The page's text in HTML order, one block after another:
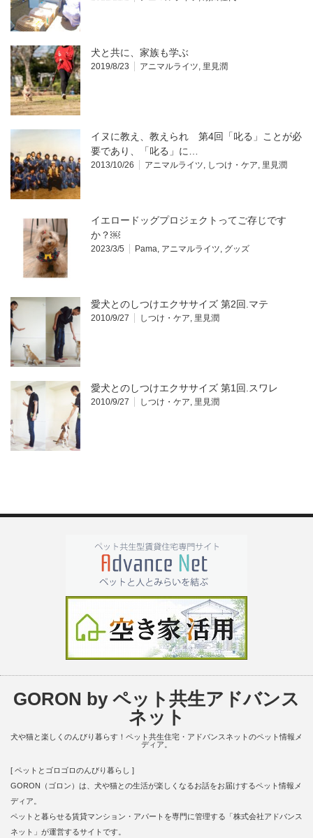
犬と共に、家族も学ぶ
2019/8/23 アニマルライツ 里見潤
イヌに教え、教えられ 第4回「叱る」ことが必
要であり、「叱る」に…
2013/10/26 アニマルライツ しつけ・ケア 里見潤
イエロードッグプロジェクトってご存じです
か？￼
2023/3/5 Pama アニマルライツ グッズ
愛犬とのしつけエクササイズ 第2回.マテ
2010/9/27 しつけ・ケア 里見潤
愛犬とのしつけエクササイズ 第1回.スワレ
2010/9/27 しつけ・ケア 里見潤
GORON by ペット共生アドバンス
ネット
犬や猫と楽しくのんびり暮らす！ペット共生住宅・アドバンスネットのペット情報メ
ディア。
[ ペットとゴロゴロのんびり暮らし ]
GORON（ゴロン）は、犬や猫との生活が楽しくなるお話をお届けするペット情報メ
ディア。
ペットと暮らせる賃貸マンション・アパートを専門に管理する「株式会社アドバンス
ネット」が運営するサイトです。